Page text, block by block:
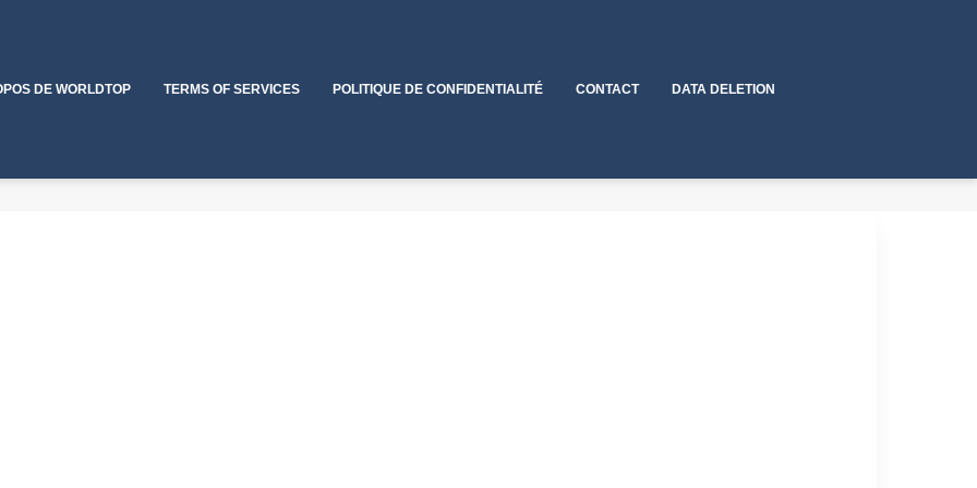
DE WORLDTOP TERMS OF SERVICES POLITIQUE DE CONFIDENTIALITÉ CONTACT DATA DELETION